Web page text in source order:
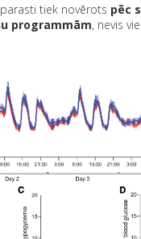
tiek novērots pēc
programmām, nevis